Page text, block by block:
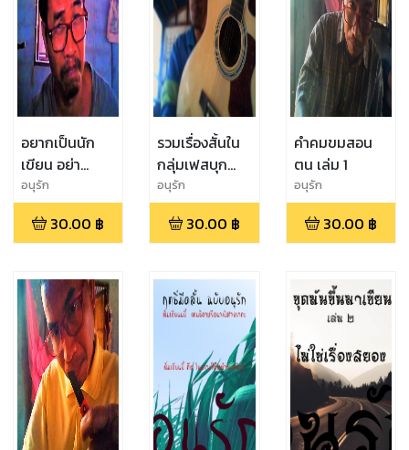
อยากเป็นนัก
เขียน อย่า
ร้องไห้
อนุรัก
30.00 ฿
รวมเรื่องสั้นใน
กลุ่มเฟสบุก
เล่ม 1
อนุรัก
30.00 ฿
คำคมขมสอน
ตน เล่ม 1
อนุรัก
30.00 ฿